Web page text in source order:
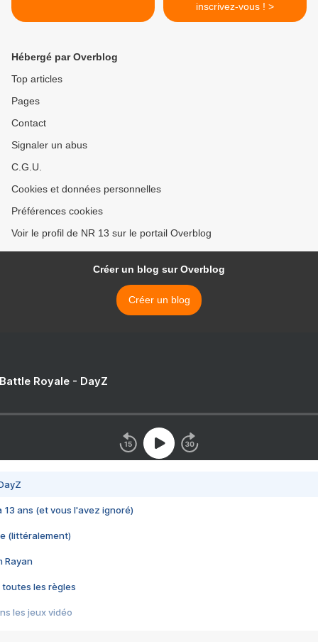
inscrivez-vous ! >
Hébergé par Overblog
Top articles
Pages
Contact
Signaler un abus
C.G.U.
Cookies et données personnelles
Préférences cookies
Voir le profil de NR 13 sur le portail Overblog
Créer un blog sur Overblog
Créer un blog
Royale - DayZ
13 ans (et vous l'avez ignoré)
(littéralement)
Rayan
toutes les règles
les jeux vidéo